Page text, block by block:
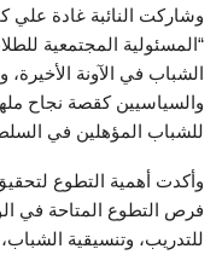
وشاركت النائبة غادة
“المسئولية المجتمعية
الشباب في الآونة
والسياسيين كقصة نجاح
للشباب المؤهلين في
وأكدت أهمية التطوع
فرص التطوع المتاحة في
للتدريب، وتنسيقية